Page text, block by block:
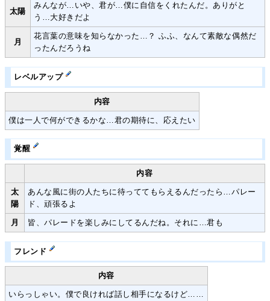
太陽
みんなが…いや、君が…僕に自信をくれたんだ。ありがと
う…大好きだよ
月
花言葉の意味を知らなかった…？ ふふ、なんて素敵な偶然だ
ったんだろうね
レベルアップ
内容
僕は一人で何ができるかな…君の期待に、応えたい
覚醒
内容
太
陽
あんな風に街の人たちに待っててもらえるんだったら…パレー
ド、頑張るよ
月 皆、パレードを楽しみにしてるんだね。それに…君も
フレンド
内容
いらっしゃい。僕で良ければ話し相手になるけど……